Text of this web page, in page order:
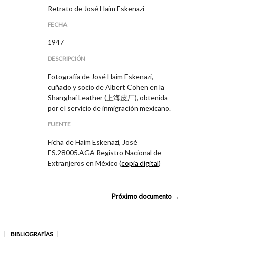
Retrato de José Haim Eskenazi
FECHA
1947
DESCRIPCIÓN
Fotografía de José Haim Eskenazi,
cuñado y socio de Albert Cohen en la
Shanghai Leather (上海皮厂), obtenida
por el servicio de inmigración mexicano.
FUENTE
Ficha de Haim Eskenazi, José
ES.28005.AGA Registro Nacional de
Extranjeros en México (copia digital)
Próximo documento →
BIBLIOGRAFÍAS